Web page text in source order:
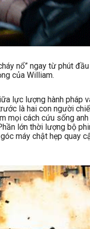
nổ” ngay từ phút
của William.
lực lượng hành pháp
là hai con người
mọi cách cứu sống
lớn thời lượng bộ
máy chật hẹp quay